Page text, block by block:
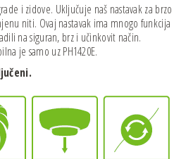
i zidove. Uključuje naš nastavak za brzo
niti. Ovaj nastavak ima mnogo funkcija
na siguran, brz i učinkovit način.
je samo uz PH1420E.